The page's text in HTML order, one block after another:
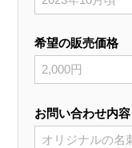
希望の販売価格
お問い合わせ内容